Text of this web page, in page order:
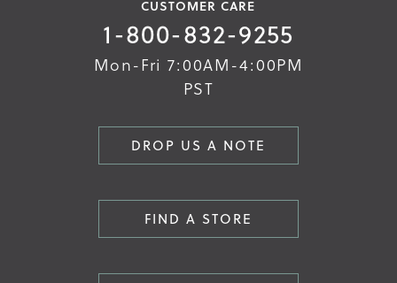
CUSTOMER CARE
1-800-832-9255
Mon-Fri 7:00AM-4:00PM
PST
DROP US A NOTE
FIND A STORE